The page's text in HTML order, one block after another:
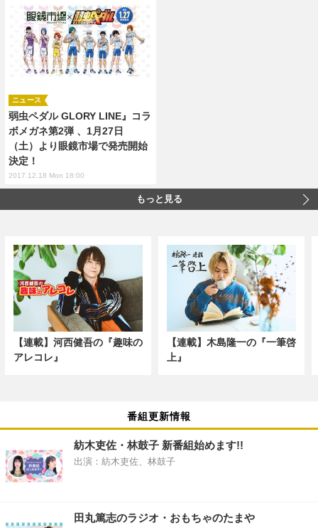
弱虫ペダル GLORY LINE』コラ
ボメガネ第2弾 、1月27日
（土）より眼鏡市場で発売開始
決定！
ニュース
2017.12.18 Mon 18:00
もっと見る
【連載】河西健吾の『趣味の
アレコレ』
【連載】木島隆一の『一筆啓
上』
番組更新情報
紡木吏佐・林鼓子 新番組始めます!!
出演：紡木吏佐、林鼓子
田丸篤志のラジオ・おもちゃのたまや